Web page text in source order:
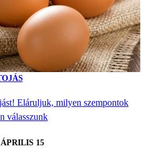
Eláruljuk, milyen szempontok
válasszunk
ÁPRILIS 15